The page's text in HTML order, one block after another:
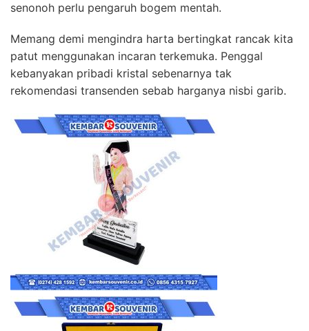
senonoh perlu pengaruh bogem mentah.
Memang demi mengindra harta bertingkat rancak kita
patut menggunakan incaran terkemuka. Penggal
kebanyakan pribadi kristal sebenarnya tak
rekomendasi transenden sebab harganya nisbi garib.